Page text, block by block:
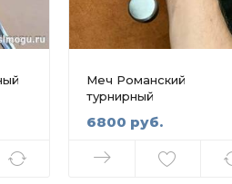
Меч Романский
турнирный
6800 руб.